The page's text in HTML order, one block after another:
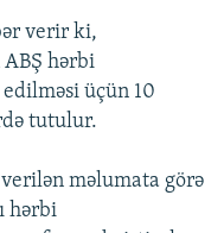
verir ki,
hərbi
üçün 10
tutulur.
məlumata görə
hərbi